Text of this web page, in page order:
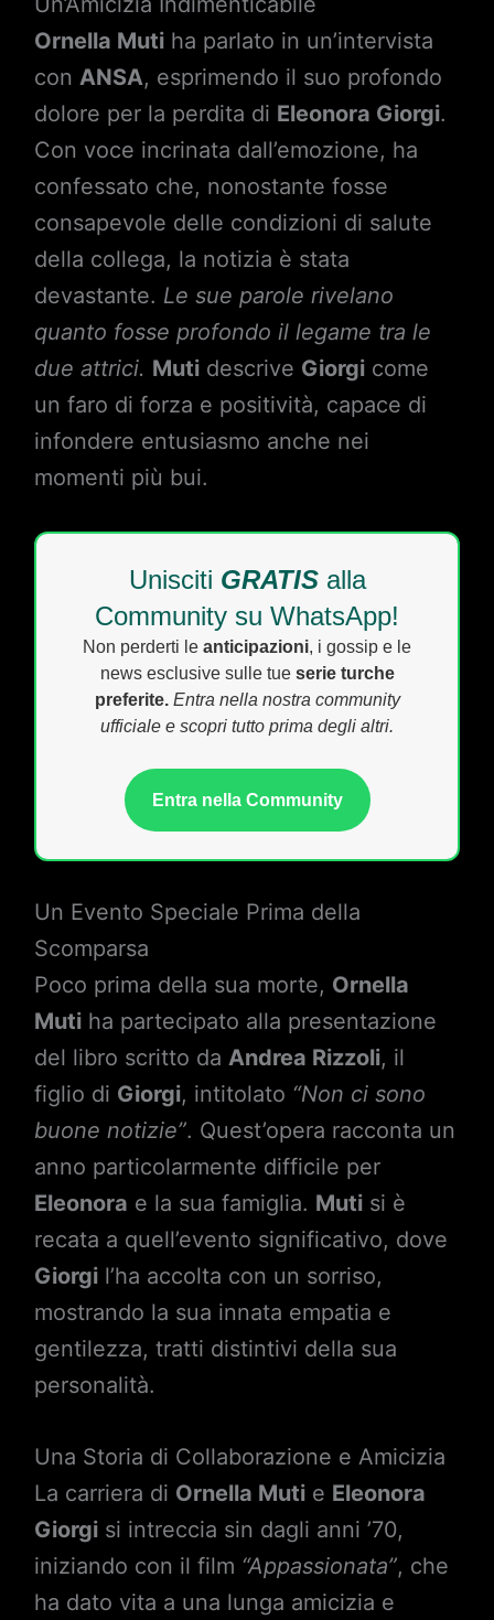
Ornella Mutiha parlato in un’intervista
con ANSA, esprimendo il suo profondo
dolore per la perdita di Eleonora Giorgi.
Con voce incrinata dall’emozione, ha
confessato che, nonostante fosse
consapevole delle condizioni di salute
della collega, la notizia è stata
devastante. Le sue parole rivelano
quanto fosse profondo il legame tra le
due attrici. Mutidescrive Giorgicome
un faro di forza e positività, capace di
infondere entusiasmo anche nei
momenti più bui.
Unisciti GRATISalla
Community su WhatsApp!
Non perderti le anticipazioni, i gossip e le
news esclusive sulle tue serie turche
preferite. Entra nella nostra community
ufficiale e scopri tutto prima degli altri.
Entra nella Community
Un Evento Speciale Prima della
Scomparsa
Poco prima della sua morte, Ornella
Mutiha partecipato alla presentazione
del libro scritto da Andrea Rizzoli, il
figlio di Giorgi, intitolato “Non ci sono
buone notizie”. Quest’opera racconta un
anno particolarmente difficile per
Eleonora e la sua famiglia. Mutisi è
recata a quell’evento significativo, dove
Giorgil’ha accolta con un sorriso,
mostrando la sua innata empatia e
gentilezza, tratti distintivi della sua
personalità.
Una Storia di Collaborazione e Amicizia
La carriera di Ornella Mutie Eleonora
Giorgisi intreccia sin dagli anni ’70,
iniziando con il film “Appassionata”, che
ha dato vita a una lunga amicizia e